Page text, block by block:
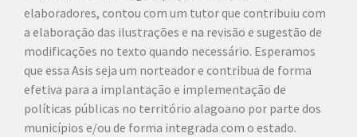
elaboradores, contou com um tutor que contribuiu com
a elaboração das ilustrações e na revisão e sugestão de
modificações no texto quando necessário. Esperamos
que essa Asis seja um norteador e contribua de forma
efetiva para a implantação e implementação de
políticas públicas no território alagoano por parte dos
municípios e/ou de forma integrada com o estado.